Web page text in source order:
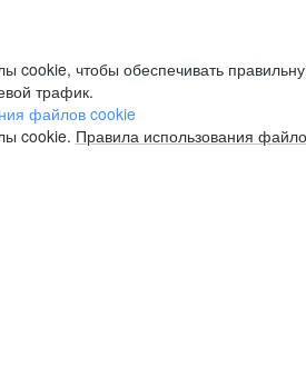
cookie, чтобы обеспечивать
трафик.
файлов cookie
cookie. Правила использования